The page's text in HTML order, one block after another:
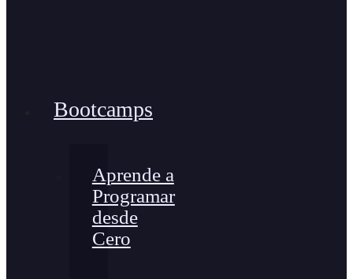
Bootcamps
Aprende a
Programar
desde
Cero